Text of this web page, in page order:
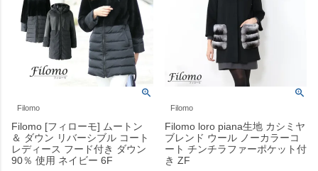
Filomo
Filomo [フィローモ] ムートン
＆ ダウン リバーシブル コート
レディース フード付き ダウン
90％ 使用 ネイビー 6F
Filomo
Filomo loro piana生地 カシミヤ
ブレンド ウール ノーカラーコ
ート チンチラファーポケット付
き ZF